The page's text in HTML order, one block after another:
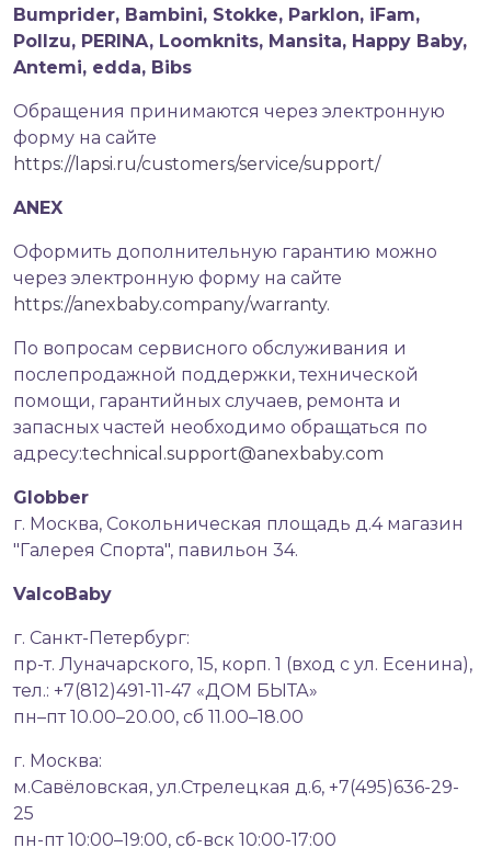
Bumprider, Bambini, Stokke, Parklon, iFam,
Pollzu, PERINA, Loomknits, Mansita, Happy Baby,
Antemi, edda, Bibs
Обращения принимаются через электронную
форму на сайте
https://lapsi.ru/customers/service/support/
ANEX
Оформить дополнительную гарантию можно
через электронную форму на сайте
https://anexbaby.company/warranty.
По вопросам сервисного обслуживания и
послепродажной поддержки, технической
помощи, гарантийных случаев, ремонта и
запасных частей необходимо обращаться по
адресу:technical.support@anexbaby.com
Globber
г. Москва, Сокольническая площадь д.4 магазин
"Галерея Спорта", павильон 34.
ValcoBaby
г. Санкт-Петербург:
пр-т. Луначарского, 15, корп. 1 (вход с ул. Есенина),
тел.: +7(812)491-11-47 «ДОМ БЫТА»
пн–пт 10.00–20.00, сб 11.00–18.00
г. Москва:
м.Савёловская, ул.Стрелецкая д.6, +7(495)636-29-
25
пн-пт 10:00–19:00, сб-вск 10:00-17:00